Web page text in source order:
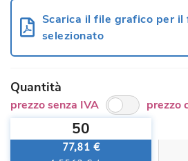
Scarica il file grafico per il
selezionato
Quantità
prezzo senza IVA prezzo
50
77,81 €